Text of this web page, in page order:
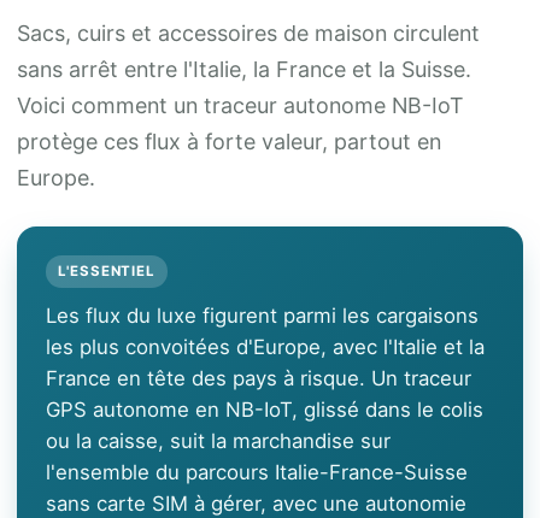
Sacs, cuirs et accessoires de maison circulent
sans arrêt entre l'Italie, la France et la Suisse.
Voici comment un traceur autonome NB-IoT
protège ces flux à forte valeur, partout en
Europe.
L'ESSENTIEL
Les flux du luxe figurent parmi les cargaisons
les plus convoitées d'Europe, avec l'Italie et la
France en tête des pays à risque. Un traceur
GPS autonome en NB-IoT, glissé dans le colis
ou la caisse, suit la marchandise sur
l'ensemble du parcours Italie-France-Suisse
sans carte SIM à gérer, avec une autonomie